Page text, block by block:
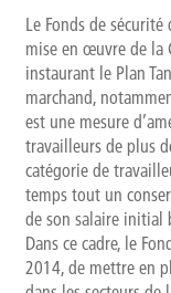
Recherche
Présentation
Projets
Publications
Événements
Le Fonds de
mise en œuvre de la
instaurant le Plan
marchand,
est une mesure
travailleurs de plus
catégorie de
temps tout un
de son salaire initial
Dans ce cadre, le
2014, de mettre en